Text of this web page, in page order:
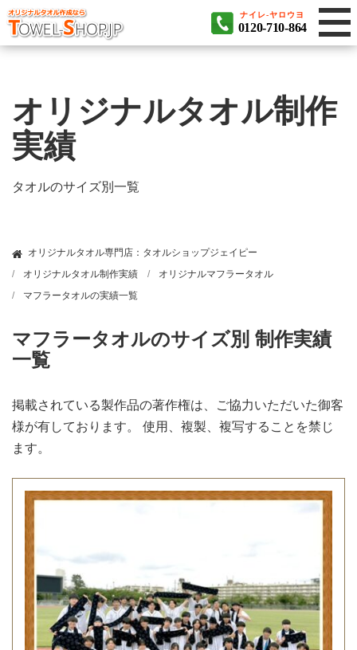
ナイレ-ヤロウヨ
0120-710-864
オリジナルタオル制作
実績
タオルのサイズ別一覧
オリジナルタオル専門店：タオルショップジェイピー
オリジナルタオル制作実績
オリジナルマフラータオル
マフラータオルの実績一覧
マフラータオルのサイズ別 制作実績
一覧
掲載されている製作品の著作権は、ご協力いただいた御客
様が有しております。 使用、複製、複写することを禁じ
ます。